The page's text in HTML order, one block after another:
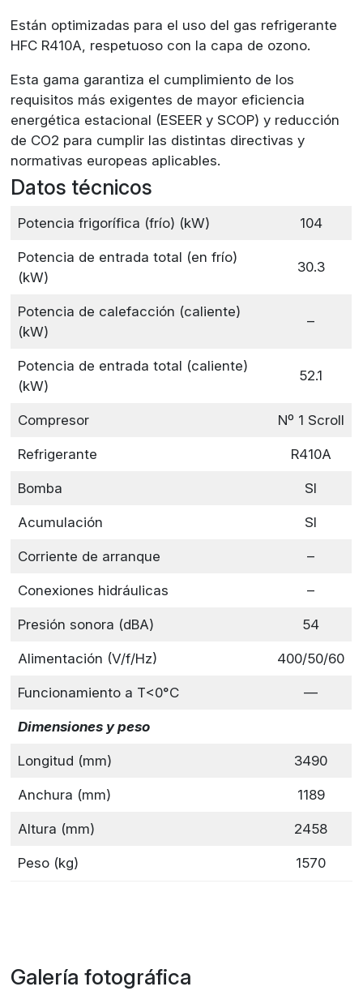
Están optimizadas para el uso del gas refrigerante
HFC R410A, respetuoso con la capa de ozono.
Esta gama garantiza el cumplimiento de los
requisitos más exigentes de mayor eficiencia
energética estacional (ESEER y SCOP) y reducción
de CO2 para cumplir las distintas directivas y
normativas europeas aplicables.
Datos técnicos
Potencia frigorífica (frío) (kW) 104
Potencia de entrada total (en frío)
(kW)
30.3
Potencia de calefacción (caliente)
(kW)
–
Potencia de entrada total (caliente)
(kW)
52.1
Compresor Nº 1 Scroll
Refrigerante R410A
Bomba SI
Acumulación SI
Corriente de arranque –
Conexiones hidráulicas –
Presión sonora (dBA) 54
Alimentación (V/f/Hz) 400/50/60
Funcionamiento a T<0°C —
Dimensiones y peso
Longitud (mm) 3490
Anchura (mm) 1189
Altura (mm) 2458
Peso (kg) 1570
Galería fotográfica